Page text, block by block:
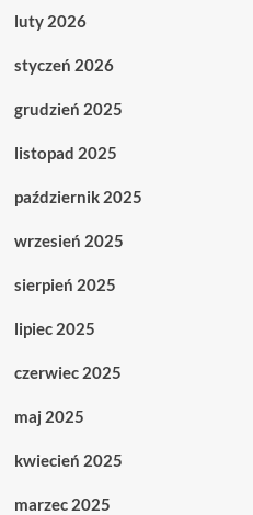
luty 2026
styczeń 2026
grudzień 2025
listopad 2025
październik 2025
wrzesień 2025
sierpień 2025
lipiec 2025
czerwiec 2025
maj 2025
kwiecień 2025
marzec 2025